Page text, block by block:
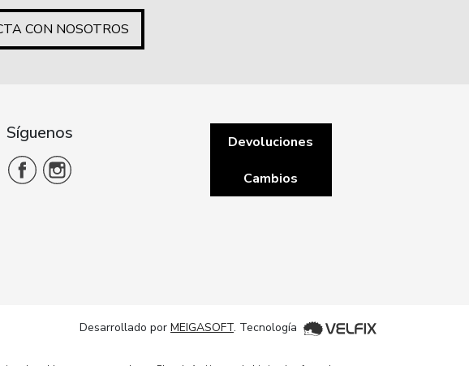
CON NOSOTROS
Síguenos Devoluciones
Cambios
Desarrollado por MEIGASOFT. Tecnología